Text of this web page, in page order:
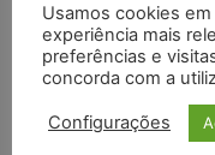
Senha:
autenticado
Usamos cookies
experiência mais
preferências e
concorda com a
Configurações